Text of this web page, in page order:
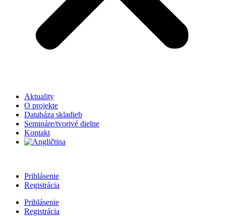
Aktuality
O projekte
Databáza skladieb
Semináre/tvorivé dielne
Kontakt
Prihlásenie
Registrácia
Prihlásenie
Registrácia